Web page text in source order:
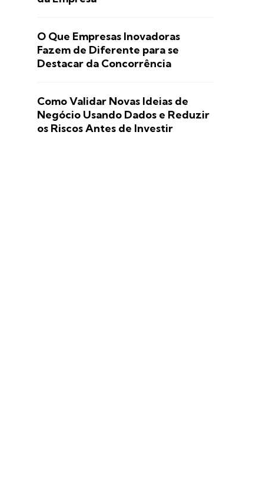
O Que Empresas Inovadoras
Fazem de Diferente para se
Destacar da Concorrência
Como Validar Novas Ideias de
Negócio Usando Dados e Reduzir
os Riscos Antes de Investir